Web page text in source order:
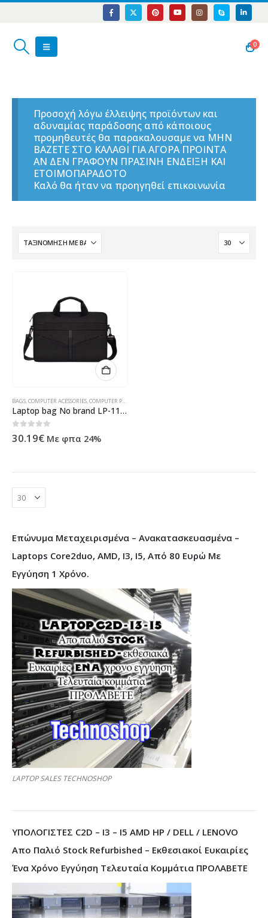
0
Προσοχή λόγω έλλειψης προϊόντων και
αδυναμίας παράδοσης από κάποιους
προμηθευτές θα παρακαλουσαμε να ΜΗΝ
ΒΑΖΕΤΕ ΣΤΟ ΚΑΛΑΘΙ ΓΙΑ ΑΓΟΡΑ ΠΡΟΙΝΤΑ
ΑΝ ΔΕΝ ΓΡΑΦΟΥΝ ΠΡΑΣΙΝΗ ΕΝΔΕΙΞΗ ΚΑΙ
ΕΤΟΙΜΟΠΑΡΑΔΟΤΟ
Καλό θα ήταν να προηγηθεί επικοινωνία
BAGS COMPUTER ACESSORIES COMPUTER PERIPHERALS
Laptop bag No brand LP-11, 15.6″, Black – 45320
0 out of 5
30.19€ Με φπα 24%
Επώνυμα Μεταχειρισμένα – Ανακατασκευασμένα –
Laptops Core2duo, AMD, I3, I5, Από 80 Ευρώ Με
Εγγύηση 1 Χρόνο.
LAPTOP SALES TECHNOSHOP
ΥΠΟΛΟΓΙΣΤΕΣ C2D – I3 – I5 AMD HP / DELL / LENOVO
Απο Παλιό Stock Refurbished – Εκθεσιακοί Ευκαιρίες
Ένα Χρόνο Εγγύηση Τελευταία Κομμάτια ΠΡΟΛΑΒΕΤΕ